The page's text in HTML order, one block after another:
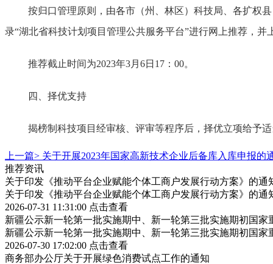
按归口管理原则，由各市（州、林区）科技局、各扩权
录“湖北省科技计划项目管理公共服务平台”进行网上推荐，并
推荐截止时间为2023年3月6日17：00。
四、择优支持
揭榜制科技项目经审核、评审等程序后，择优立项给予
上一篇> 关于开展2023年国家高新技术企业后备库入库申报的
推荐资讯
关于印发《推动平台企业赋能个体工商户发展行动方案》的通
关于印发《推动平台企业赋能个体工商户发展行动方案》的通
2026-07-31 11:31:00 点击查看
新疆公示新一轮第一批实施期中、新一轮第三批实施期初国家
新疆公示新一轮第一批实施期中、新一轮第三批实施期初国家
2026-07-30 17:02:00 点击查看
商务部办公厅关于开展绿色消费试点工作的通知